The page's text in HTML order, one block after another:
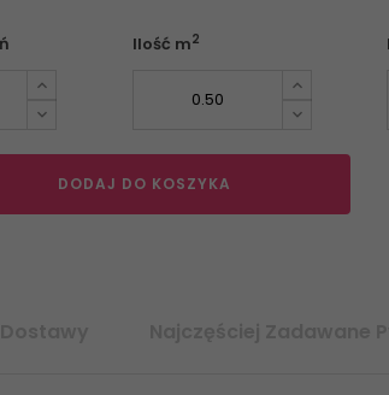
Ilość m2
DODAJ DO KOSZYKA